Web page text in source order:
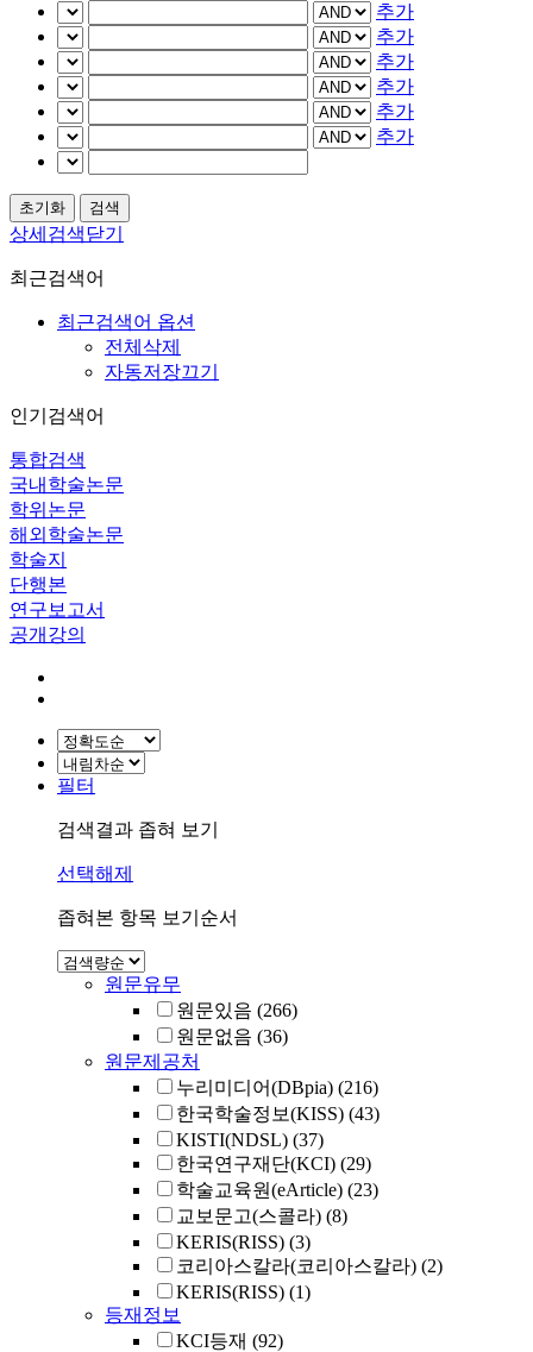
추가
추가
추가
추가
추가
추가
상세검색닫기
최근검색어
최근검색어 옵션
전체삭제
자동저장끄기
인기검색어
통합검색
국내학술논문
학위논문
해외학술논문
학술지
단행본
연구보고서
공개강의
필터
검색결과 좁혀 보기
선택해제
좁혀본 항목 보기순서
원문유무
원문있음 (266)
원문없음 (36)
원문제공처
누리미디어(DBpia) (216)
한국학술정보(KISS) (43)
KISTI(NDSL) (37)
한국연구재단(KCI) (29)
학술교육원(eArticle) (23)
교보문고(스콜라) (8)
KERIS(RISS) (3)
코리아스칼라(코리아스칼라) (2)
KERIS(RISS) (1)
등재정보
KCI등재 (92)